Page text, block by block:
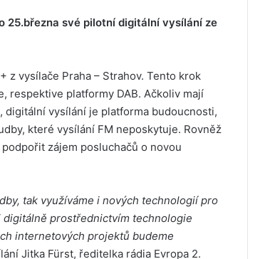
25.března své pilotní digitální vysílání ze
z vysílače Praha – Strahov. Tento krok
respektive platformy DAB. Ačkoliv mají
digitální vysílání je platforma budoucnosti,
které vysílání FM neposkytuje. Rovněž
zájem posluchačů o novou
tak využíváme i nových technologií pro
digitálně prostřednictvím technologie
internetových projektů budeme
Jitka Fürst, ředitelka rádia Evropa 2.